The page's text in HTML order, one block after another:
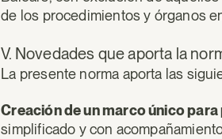
de los procedimientos y órganos
V. Novedades que aporta la
La presente norma aporta las
Creación de un marco único
simplificado y con